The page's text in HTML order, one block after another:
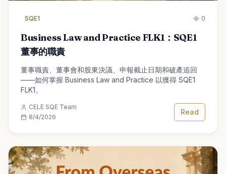
SQE1 0
Business Law and Practice FLK1：SQE1
董事的職責
董事職責、董事會和股東決議、申報截止日期和破產追回
——如何掌握 Business Law and Practice 以獲得 SQE1
FLK1。
CELE SQE Team
8/4/2026
Read